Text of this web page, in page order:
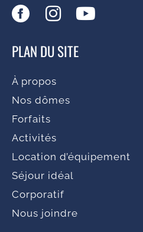
PLAN DU SITE
À propos
Nos dômes
Forfaits
Activités
Location d’équipement
Séjour idéal
Corporatif
Nous joindre